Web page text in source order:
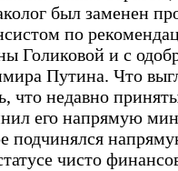
был заменен
по
Голиковой и с
Путина. Что
что недавно
его напрямую
подчинялся
чисто